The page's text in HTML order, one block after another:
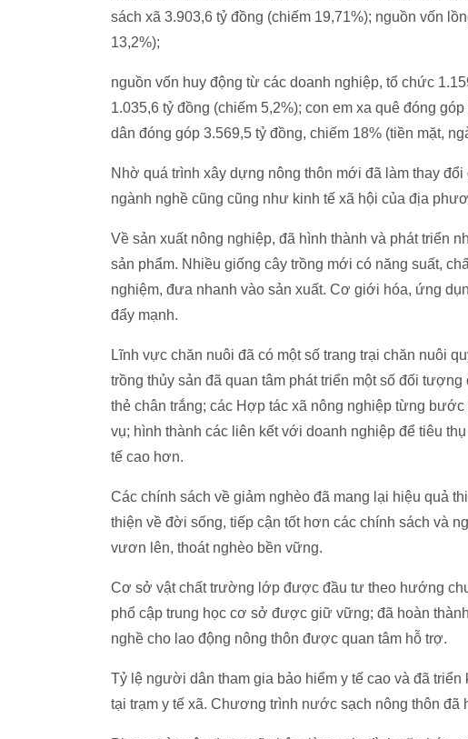
sách xã 3.903,6 tỷ đồng (chiếm 19,71%); nguồn vốn
13,2%);
nguồn vốn huy động từ các doanh nghiệp, tổ chức
1.035,6 tỷ đồng (chiếm 5,2%); con em xa quê đóng
dân đóng góp 3.569,5 tỷ đồng, chiếm 18% (tiền mặt,
Nhờ quá trình xây dựng nông thôn mới đã làm thay
ngành nghề cũng cũng như kinh tế xã hội của địa
Về sản xuất nông nghiệp, đã hình thành và phát triển
sản phẩm. Nhiều giống cây trồng mới có năng suất,
nghiệm, đưa nhanh vào sản xuất. Cơ giới hóa, ứng
đẩy mạnh.
Lĩnh vực chăn nuôi đã có một số trang trại chăn nuôi
trồng thủy sản đã quan tâm phát triển một số đối
thẻ chân trắng; các Hợp tác xã nông nghiệp từng
vụ; hình thành các liên kết với doanh nghiệp để tiêu
tế cao hơn.
Các chính sách về giảm nghèo đã mang lại hiệu quả
thiện về đời sống, tiếp cận tốt hơn các chính sách và
vươn lên, thoát nghèo bền vững.
Cơ sở vật chất trường lớp được đầu tư theo hướng
phổ cập trung học cơ sở được giữ vững; đã hoàn
nghề cho lao động nông thôn được quan tâm hỗ trợ.
Tỷ lệ người dân tham gia bảo hiểm y tế cao và đã
tại trạm y tế xã. Chương trình nước sạch nông thôn